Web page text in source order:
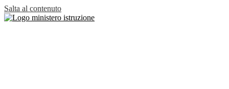
Salta al contenuto